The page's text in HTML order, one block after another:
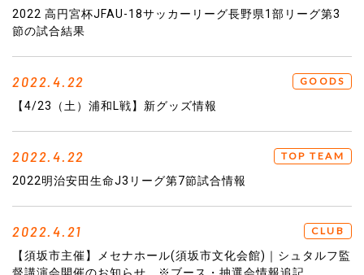
2022 高円宮杯JFAU-18サッカーリーグ長野県1部リーグ第3
節の試合結果
2022.4.22 GOODS
【4/23（土）浦和L戦】新グッズ情報
2022.4.22 TOP TEAM
2022明治安田生命J3リーグ第7節試合情報
2022.4.21 CLUB
【須坂市主催】メセナホール(須坂市文化会館)｜シュタルフ監